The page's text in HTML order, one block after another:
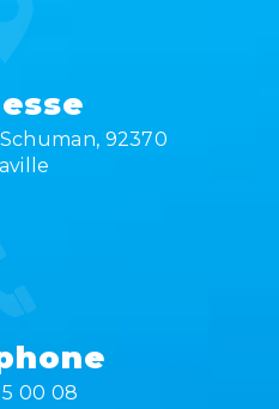
92370
00 08